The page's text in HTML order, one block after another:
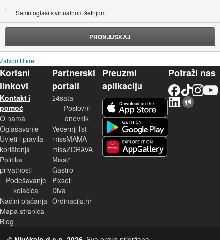
Samo oglasi s virtualnom šetnjom
PRONJUŠKAJ
Zatvori filtere
Korisni
linkovi
Kontakt i
pomoć
O nama
Oglašavanje
Uvjeti i pravila
korištenja
Politika
privatnosti
Podešavanje
kolačića
Načini plaćanja
Mapa stranica
Blog
Partnerski
portali
24sata
Poslovni
dnevnik
Večernji list
missMAMA
missZDRAVA
Miss7
Gastro
Pixsell
Diva
Ordinacija.hr
Preuzmi
aplikaciju
Potraži nas